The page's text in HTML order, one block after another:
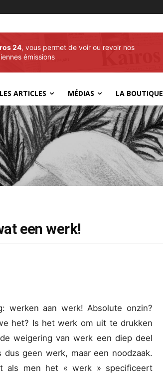
24, vous permet de voir ou revoir nos
émissions
LES ARTICLES MÉDIAS LA BOUTIQUE
een werk!
werken aan werk! Absolute onzin?
het? Is het werk om uit te drukken
weigering van werk een diep deel
geen werk, maar een noodzaak.
als men het « werk » specificeert